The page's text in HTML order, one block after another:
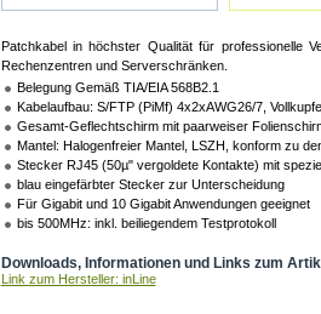
Patchkabel in höchster Qualität für professionelle
Rechenzentren und Serverschränken.
Belegung Gemäß TIA/EIA 568B2.1
Kabelaufbau: S/FTP (PiMf) 4x2xAWG26/7,
Gesamt-Geflechtschirm mit paarweiser
Mantel: Halogenfreier Mantel, LSZH, konform zu
Stecker RJ45 (50µ" vergoldete Kontakte) mit
blau eingefärbter Stecker zur Unterscheidung
Für Gigabit und 10 Gigabit Anwendungen geeignet
bis 500MHz: inkl. beiliegendem Testprotokoll
Downloads, Informationen und Links zum
Link zum Hersteller: inLine